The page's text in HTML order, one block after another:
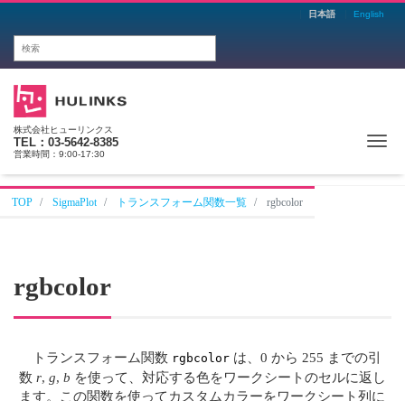
日本語 English
株式会社ヒューリンクス
TEL：03-5642-8385
営業時間：9:00-17:30
TOP SigmaPlot トランスフォーム関数一覧 rgbcolor
rgbcolor
トランスフォーム関数 rgbcolor は、0 から 255 までの引
数r,g,b を使って、対応する色をワークシートのセルに返し
ます。この関数を使ってカスタムカラーをワークシート列に